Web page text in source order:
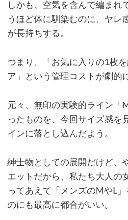
しかも、空気を含んで編まれ
うほど体に馴染むのに、ヤレ
が長持ちする。
つまり、「お気に入りの1枚
ア」という管理コストが劇的
元々、無印の実験的ライン「
ったものを、今回サイズ感を
インに落とし込んだよう。
紳士物としての展開だけど、
エットだから、私たち大人の
ってあえて「メンズのMやL
のにも最高に都合がいい。